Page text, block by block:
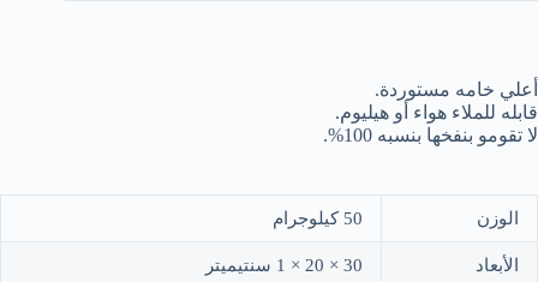
أعلي خامه مستوردة.
قابله للملاء هواء أو هيليوم.
لا تقومو بنفخها بنسبه 100%.
الوزن 50 كيلوجرام
الأبعاد 30 × 20 × 1 سنتيميتر